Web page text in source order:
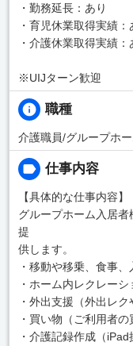
・勤務延長：あり
・育児休業取得実績：
・介護休業取得実績：
※UIJターン歓迎
職種
介護職員/グループホ
仕事内容
【具体的な仕事内容】
グループホーム入居
提
供します。
・移動や移乗、食事
・ホーム内レクレー
・外出支援（外出レク
・買い物（ご利用者
・介護記録作成（iPad